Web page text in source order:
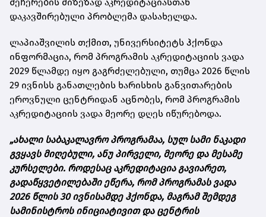
დაკავშირებული პრობლემა დასახელდა.
ლაპიაშვილის თქმით, უნივერსიტეტს ჰქონდა
ინფორმაცია, რომ პროგრამის აკრედიტაციის ვადა
2029 წლამდე იყო გაგრძელებული, თუმცა 2026 წლის
29 ივნისს განათლების ხარისხის განვითარების
ეროვნული ცენტრიდან აცნობეს, რომ პროგრამის
აკრედიტაციის ვადა მეორე დღეს იწურებოდა.
„ახალი საბაკალავრო პროგრამაა, სულ სამი ნაკადი
გვყავს მიღებული, ანუ პირველი, მეორე და მესამე
კურსელები. როდესაც აკრედიტაცია გავიარეთ,
გადაწყვეტილებაში ეწერა, რომ პროგრამას ვადა
2026 წლის 30 ივნისამდე ჰქონდა, მაგრამ შემდეგ
სამინისტროს ინიციატივით და ცენტრის